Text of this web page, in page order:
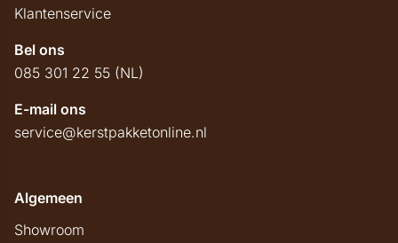
Klantenservice
Bel ons
085 301 22 55 (NL)
E-mail ons
service@kerstpakketonline.nl
Algemeen
Showroom